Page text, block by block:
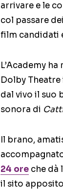
arrivare e le
col passare
film candidati
L’Academy
Dolby
dal vivo il suo
sonora di
Il brano,
24 ore che dà
il sito